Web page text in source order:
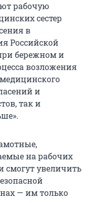
рабочую
сестер
в
Российской
бережном и
возложения
и
так и
на рабочих
смогут увеличить
— им только